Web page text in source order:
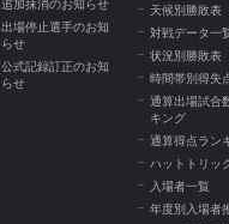
追加抹消のお知らせ
出場停止選手のお知
らせ
公式記録訂正のお知
らせ
天候別勝敗表
対戦データ一
状況別勝敗表
時間帯別得失
通算出場試合
キング
通算得点ラン
ハットトリッ
入場者一覧
年度別入場者